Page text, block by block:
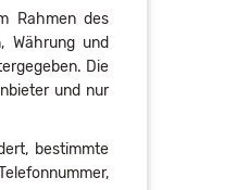
Rahmen des
Währung und
Die
und nur
bestimmte